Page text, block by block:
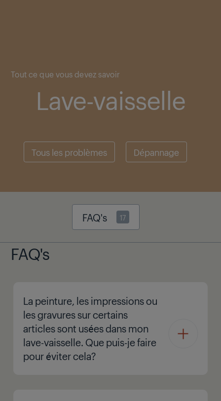
Tout ce que vous devez savoir
Lave-vaisselle
Tous les problèmes Dépannage
FAQ's 17
FAQ's
La peinture, les impressions ou
les gravures sur certains
articles sont usées dans mon
lave-vaisselle. Que puis-je faire
pour éviter cela?